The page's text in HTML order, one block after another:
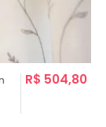
R$ 504,80